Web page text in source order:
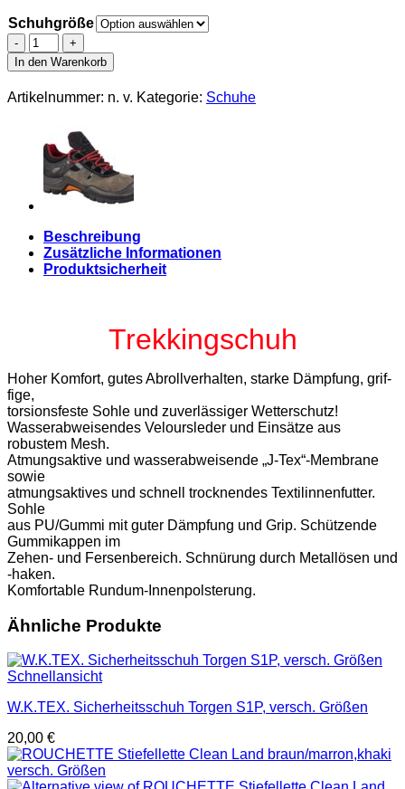
Schuhgröße
W.K.TEX.
Trekkingschuh
Rosenheim
McMountain,
versch.
Menge
In den Warenkorb
Artikelnummer: n. v. Kategorie: Schuhe
Beschreibung
Zusätzliche Informationen
Produktsicherheit
Trekkingschuh
Hoher Komfort, gutes Abroll­ver­halten, starke Dämpfung, grif­­
fige,
torsionsfeste Sohle und zu­­verlässiger Wetterschutz!
Wasser­ab­weisendes Veloursleder und Ein­sätze aus
robustem Mesh.
At­mungsaktive und wasserabweisende „J-Tex“-Membrane
so­­wie
at­­mungs­­­aktives und schnell trocknendes Textil­innenfutter.
Sohle
aus PU/Gummi mit guter Dämpfung und Grip. Schüt­zende
Gum­­­mikappen im
Zehen- und Fersenbereich. Schnürung durch Metallösen und
-haken.
Komfortable Rundum-Innen­polste­rung.
Ähnliche Produkte
Schnellansicht
W.K.TEX. Sicherheitsschuh Torgen S1P, versch. Größen
20,00 €